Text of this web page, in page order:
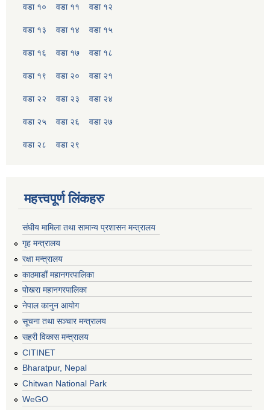
वडा १० वडा ११ वडा १२
वडा १३ वडा १४ वडा १५
वडा १६ वडा १७ वडा १८
वडा १९ वडा २० वडा २१
वडा २२ वडा २३ वडा २४
वडा २५ वडा २६ वडा २७
वडा २८ वडा २९
महत्त्वपूर्ण लिंकहरु
संघीय मामिला तथा सामान्य प्रशासन मन्त्रालय
गृह मन्त्रालय
रक्षा मन्त्रालय
काठमाडौं महानगरपालिका
पोखरा महानगरपालिका
नेपाल कानुन आयोग
सूचना तथा सञ्चार मन्त्रालय
सहरी विकास मन्त्रालय
CITINET
Bharatpur, Nepal
Chitwan National Park
WeGO